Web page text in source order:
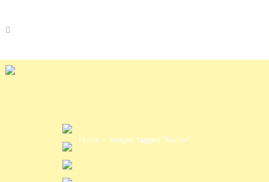
Home > Images tagged "humor"